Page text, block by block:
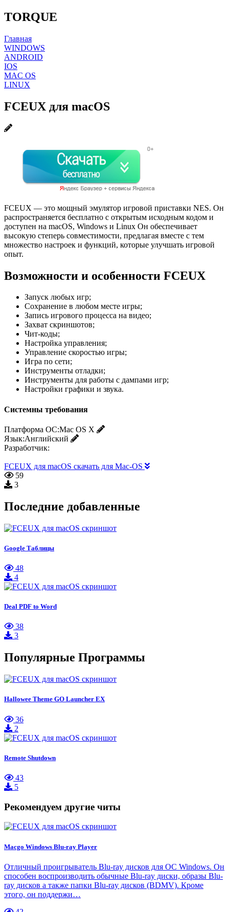
TORQUE
Главная
WINDOWS
ANDROID
IOS
MAC OS
LINUX
FCEUX для macOS
FCEUX — это мощный эмулятор игровой приставки NES. Он
распространяется бесплатно с открытым исходным кодом и
доступен на macOS, Windows и Linux Он обеспечивает
высокую степерь совместимости, предлагая вместе с тем
множество настроек и функций, которые улучшать игровой
опыт.
Возможности и особенности FCEUX
Запуск любых игр;
Сохранение в любом месте игры;
Запись игрового процесса на видео;
Захват скриншотов;
Чит-коды;
Настройка управления;
Управление скоростью игры;
Игра по сети;
Инструменты отладки;
Инструменты для работы с дампами игр;
Настройки графики и звука.
Системны требования
Платформа ОС:Mac OS X
Язык:Английский
Разработчик:
FCEUX для macOS скачать для Mac-OS
59
3
Последние добавленные
Google Таблицы
48
4
Deal PDF to Word
38
3
Популярные Программы
Hallowee Theme GO Launcher EX
36
2
Remote Shutdown
43
5
Рекомендуем другие читы
Macgo Windows Blu-ray Player
Отличный проигрыватель Blu-ray дисков для ОС Windows. Он
способен воспроизводить обычные Blu-ray диски, образы Blu-
ray дисков а также папки Blu-ray дисков (BDMV). Кроме
этого, он поддержи…